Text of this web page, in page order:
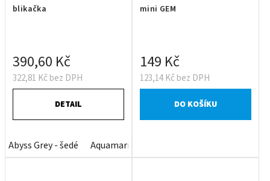
blikačka
322,81 Kč bez DPH
390,60 Kč
DETAIL
Abyss Grey - šedé Aquamarine - tyrkys modré
mini GEM
123,14 Kč bez DPH
149 Kč
DO KOŠÍKU